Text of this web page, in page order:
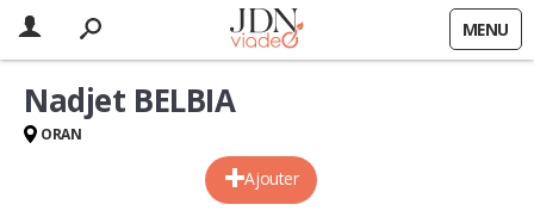
MENU
Ajouter
Nadjet BELBIA
ORAN